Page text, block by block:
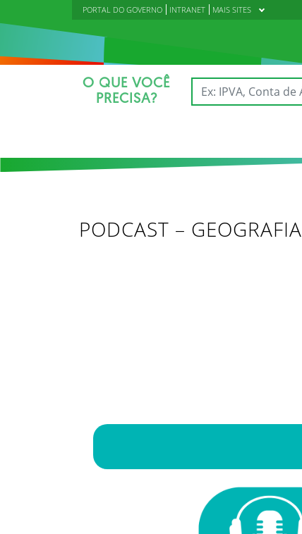
PORTAL DO GOVERNO INTRANET MAIS SITES
O QUE VOCÊ
PRECISA?
PODCAST – GEOGRAFIA